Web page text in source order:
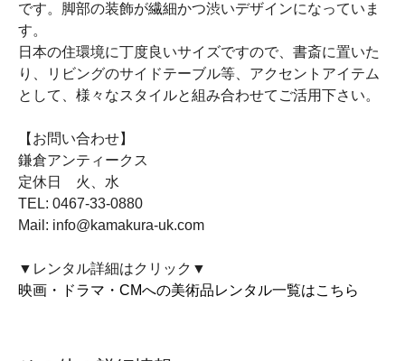
です。脚部の装飾が繊細かつ渋いデザインになっていま
す。
日本の住環境に丁度良いサイズですので、書斎に置いた
り、リビングのサイドテーブル等、アクセントアイテム
として、様々なスタイルと組み合わせてご活用下さい。
【お問い合わせ】
鎌倉アンティークス
定休日 火、水
TEL: 0467-33-0880
Mail: info@kamakura-uk.com
▼レンタル詳細はクリック▼
映画・ドラマ・CMへの美術品レンタル一覧はこちら